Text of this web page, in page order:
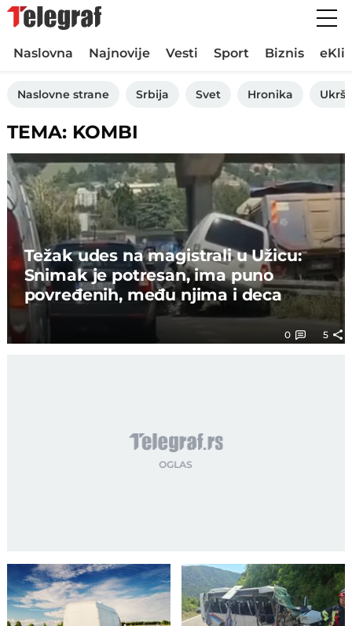
Naslovna Najnovije Vesti Sport Biznis
Naslovne strane Srbija Svet Hronika
TEMA: KOMBI
Težak udes na magistrali u Užicu:
Snimak je potresan, ima puno
povređenih, među njima i deca
0 5